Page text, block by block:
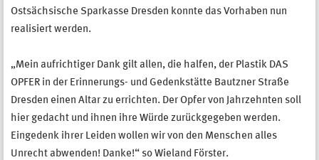
Ostsächsische Sparkasse Dresden konnte das Vorhaben nun
realisiert werden.
„Mein aufrichtiger Dank gilt allen, die halfen, der Plastik DAS
OPFER in der Erinnerungs- und Gedenkstätte Bautzner Straße
Dresden einen Altar zu errichten. Der Opfer von Jahrzehnten soll
hier gedacht und ihnen ihre Würde zurückgegeben werden.
Eingedenk ihrer Leiden wollen wir von den Menschen alles
Unrecht abwenden! Danke!“ so Wieland Förster.